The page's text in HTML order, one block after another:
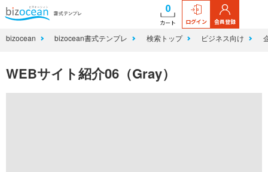
0
カート ログイン 会員登録
bizocean bizocean書式テンプレ 検索トップ ビジネス向け
WEBサイト紹介06（Gray）